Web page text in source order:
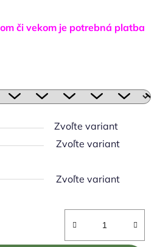
či vekom je potrebná platba
Zvoľte variant
Zvoľte variant
Zvoľte variant